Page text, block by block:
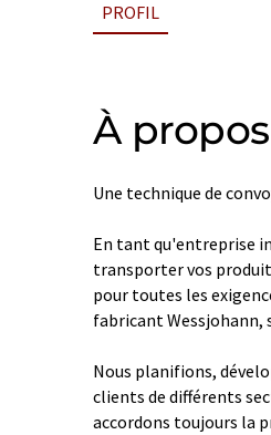
PROFIL
À
Une technique de
En tant qu'entreprise
transporter vos
pour toutes les
fabricant
Nous planifions,
clients de différents
accordons toujours la